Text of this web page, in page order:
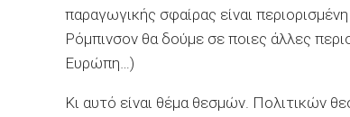
παραγωγικής σφαίρας είναι
Ρόμπινσον θα δούμε σε ποιες άλλες
Ευρώπη…)
Κι αυτό είναι θέμα θεσμών.